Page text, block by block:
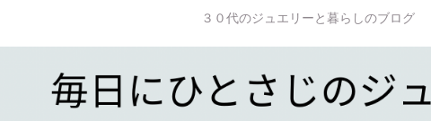
３０代のジュエリーと暮らしのブログ